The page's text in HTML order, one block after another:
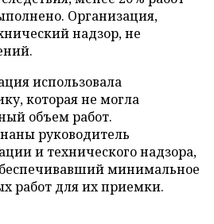
Организация,
надзор, не
использовала
которая не могла
объем работ.
руководитель
и технического надзора,
минимальное
работ для их приемки.